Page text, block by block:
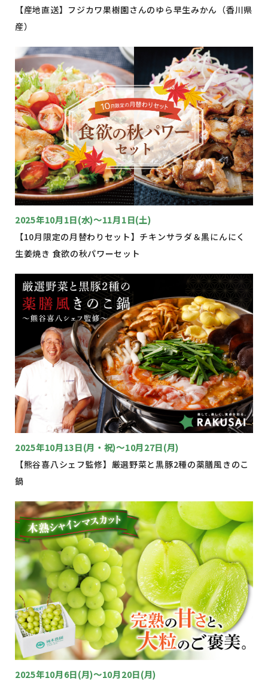
【産地直送】フジカワ果樹園さんのゆら早生みかん（香川県
産）
2025年10月1日(水)～11月1日(土)
【10月限定の月替わりセット】チキンサラダ＆黒にんにく
生姜焼き 食欲の秋パワーセット
2025年10月13日(月・祝)～10月27日(月)
【熊谷喜八シェフ監修】厳選野菜と黒豚2種の薬膳風きのこ
鍋
2025年10月6日(月)～10月20日(月)